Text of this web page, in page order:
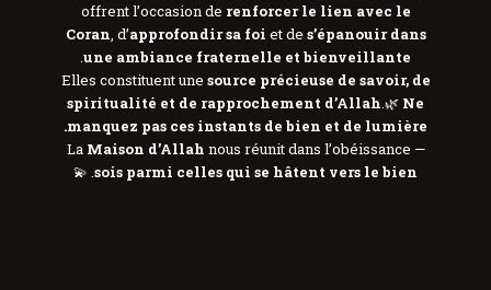
offrent l’occasion de renforcer le lien avec le
Coran, d’approfondir sa foi et de s’épanouir dans
une ambiance fraternelle et bienveillante
.
Elles constituent une source précieuse de savoir, de
spiritualité et de rapprochement d’Allah.🌿 Ne
manquez pas ces instants de bien et de lumière.
La Maison d’Allah nous réunit dans l’obéissance —
sois parmi celles qui se hâtent vers le bien
. 💫